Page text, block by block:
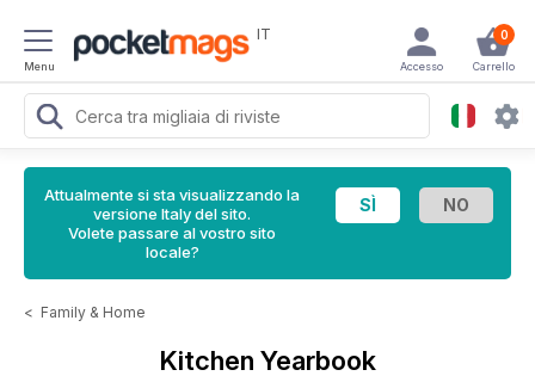
Menu
IT 0
Carrello
Accesso
Attualmente si sta visualizzando la
versione Italy del sito.
Volete passare al vostro sito
locale?
< Family & Home
Kitchen Yearbook